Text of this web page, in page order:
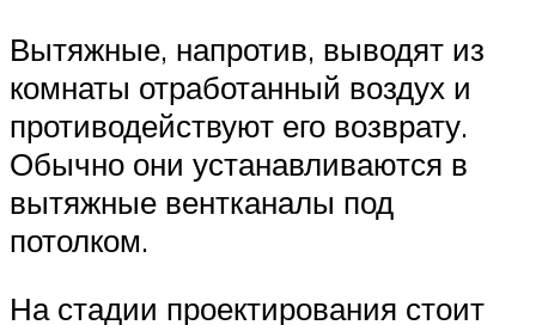
Вытяжные, напротив, выводят из
комнаты отработанный воздух и
противодействуют его возврату.
Обычно они устанавливаются в
вытяжные вентканалы под
потолком.
На стадии проектирования стоит